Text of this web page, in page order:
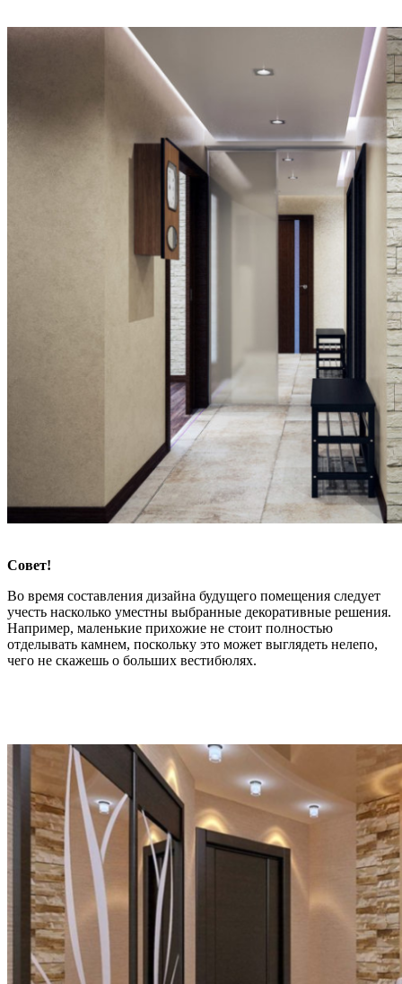
Совет!
Во время составления дизайна будущего помещения следует
учесть насколько уместны выбранные декоративные решения.
Например, маленькие прихожие не стоит полностью
отделывать камнем, поскольку это может выглядеть нелепо,
чего не скажешь о больших вестибюлях.